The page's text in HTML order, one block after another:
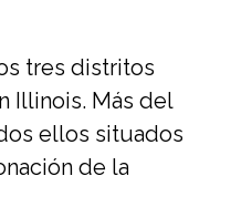
tres distritos
Illinois. Más del
ellos situados
de la